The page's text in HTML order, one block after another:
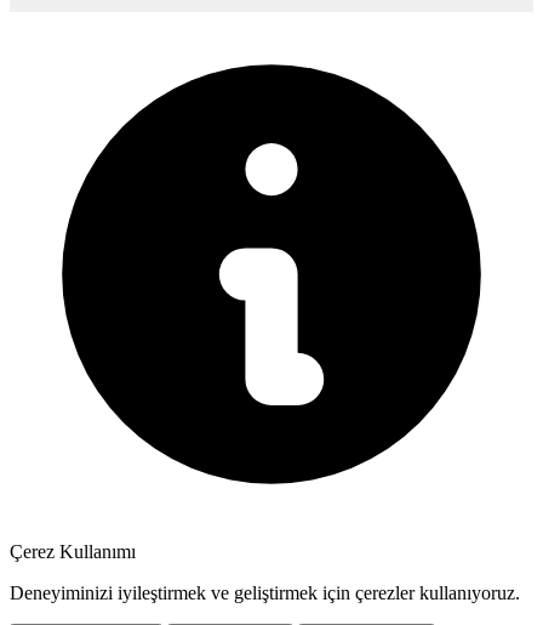
Çerez Kullanımı
Deneyiminizi iyileştirmek ve geliştirmek için çerezler kullanıyoruz.